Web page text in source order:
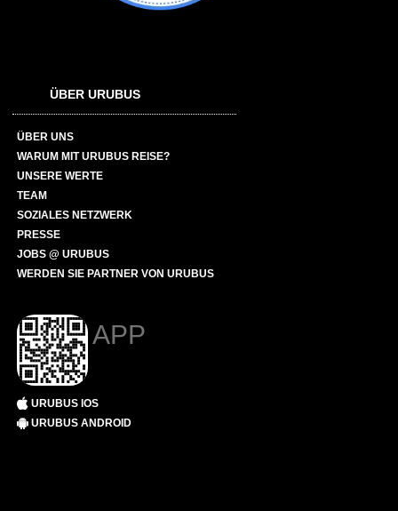
ÜBER URUBUS
ÜBER UNS
WARUM MIT URUBUS REISE?
UNSERE WERTE
TEAM
SOZIALES NETZWERK
PRESSE
JOBS @ URUBUS
WERDEN SIE PARTNER VON URUBUS
APP
URUBUS IOS
URUBUS ANDROID